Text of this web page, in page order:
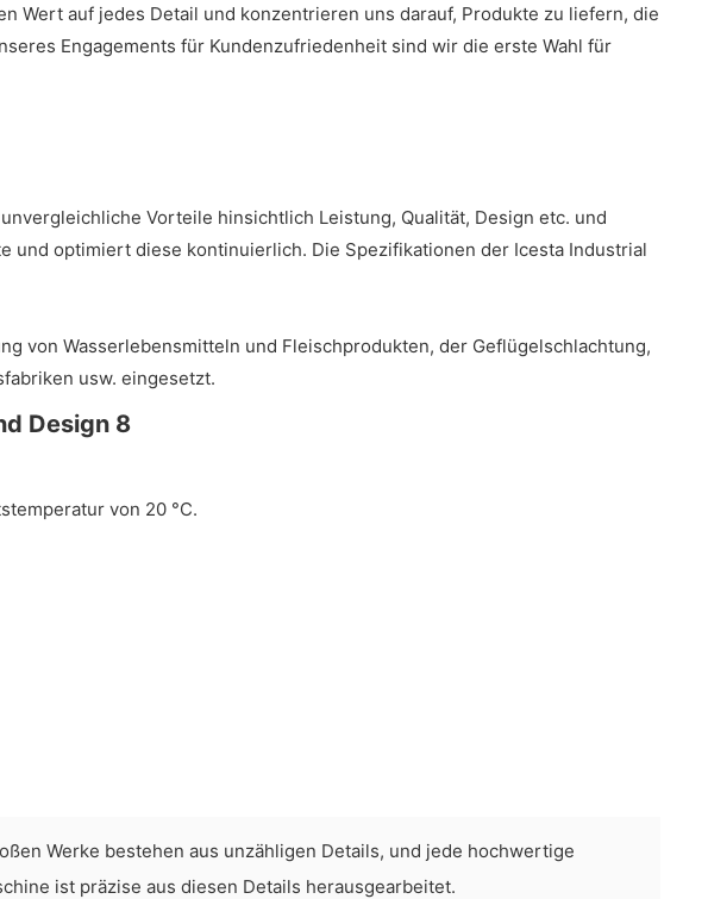
Wert auf jedes Detail und konzentrieren uns darauf, Produkte zu liefern, die
Engagements für Kundenzufriedenheit sind wir die erste Wahl für
Vorteile hinsichtlich Leistung, Qualität, Design etc. und
und optimiert diese kontinuierlich. Die Spezifikationen der Icesta Industrial
von Wasserlebensmitteln und Fleischprodukten, der Geflügelschlachtung,
usw. eingesetzt.
von 20 °C.
Werke bestehen aus unzähligen Details, und jede hochwertige
ist präzise aus diesen Details herausgearbeitet.